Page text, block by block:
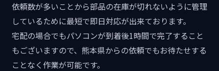
依頼数が多いことから部品の在庫が切れないように管理
しているために最短で即日対応が出来ております。
宅配の場合でもパソコンが到着後1時間で完了すること
もございますので、熊本県からの依頼でもお待たせする
ことなく作業が可能です。